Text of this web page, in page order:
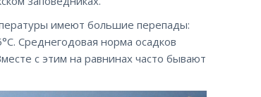
имеют большие перепады:
Среднегодовая норма осадков
с этим на равнинах часто бывают